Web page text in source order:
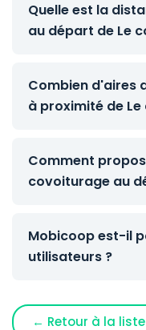
Quelle est la
au départ de Le
Combien d'aires
à proximité de
Comment
covoiturage au
Mobicoop est-il
utilisateurs ?
← Retour à la